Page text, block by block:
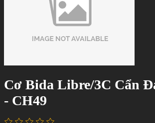
Cơ Bida Libre/3C Cẩn
- CH49